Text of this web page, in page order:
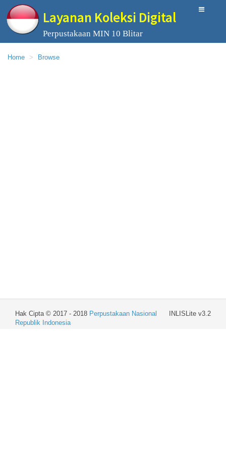
Layanan Koleksi Digital
Perpustakaan MIN 10 Blitar
Home Browse
INLISLite v3.2
Hak Cipta © 2017 - 2018 Perpustakaan Nasional
Republik Indonesia